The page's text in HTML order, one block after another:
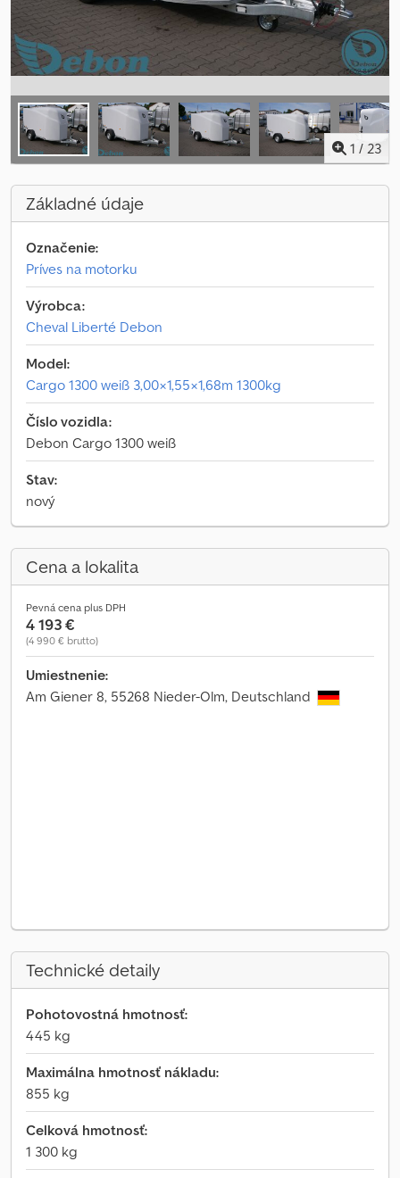
1 / 23
Základné údaje
Označenie:
Príves na motorku
Výrobca:
Cheval Liberté Debon
Model:
Cargo 1300 weiß 3,00×1,55×1,68m 1300kg
Číslo vozidla:
Debon Cargo 1300 weiß
Stav:
nový
Cena a lokalita
Pevná cena plus DPH
4 193 €
(4 990 € brutto)
Umiestnenie:
Am Giener 8, 55268 Nieder-Olm, Deutschland
Technické detaily
Pohotovostná hmotnosť:
445 kg
Maximálna hmotnosť nákladu:
855 kg
Celková hmotnosť:
1 300 kg